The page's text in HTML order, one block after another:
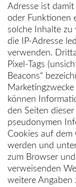
Adresse ist
oder Funktionen
solche Inhalte zu
die IP-Adresse
verwenden.
Pixel-Tags
Beacons“
Marketingzwecke
können
den Seiten
pseudonymen
Cookies auf dem
werden und
zum Browser
verweisenden
weitere Angaben